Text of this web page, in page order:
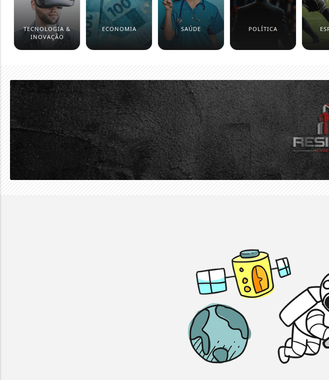
TECNOLOGIA &
INOVAÇÃO
ECONOMIA SAÚDE POLÍTICA